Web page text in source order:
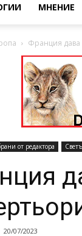
МНЕНИЕ
Франция дава
от редактора
20/07/2023